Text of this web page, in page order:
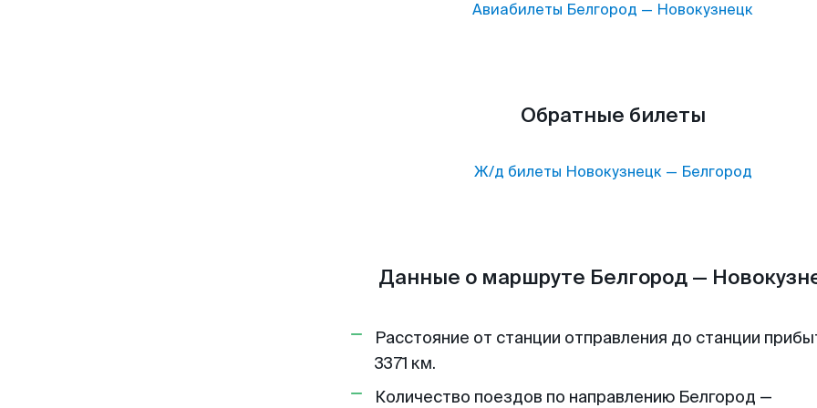
Авиабилеты Белгород — Новокузнецк
Обратные билеты
Ж/д билеты Новокузнецк— Белгород
Данные о маршруте Белгород —
Расстояние от станции отправления до станции
3371 км.
Количество поездов по направлению Белгород —